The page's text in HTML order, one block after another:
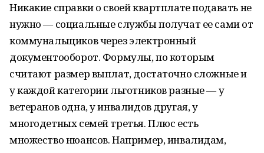
Никакие справки о своей квартплате подавать не
нужно — социальные службы получат ее сами от
коммунальщиков через электронный
документооборот. Формулы, по которым
считают размер выплат, достаточно сложные и
у каждой категории льготников разные — у
ветеранов одна, у инвалидов другая, у
многодетных семей третья. Плюс есть
множество нюансов. Например, инвалидам,